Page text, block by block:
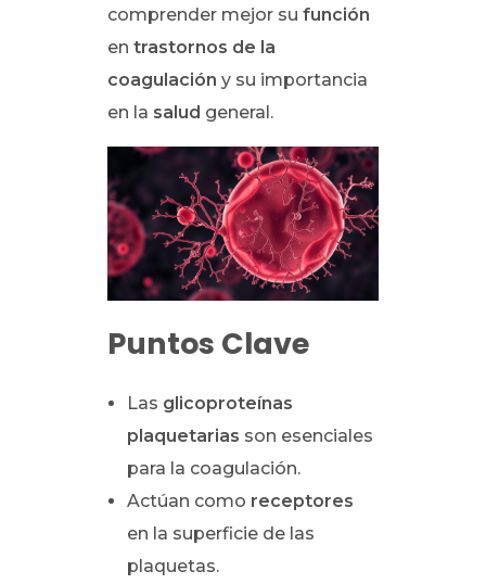
comprender mejor sufunción
entrastornos de la
coagulación y su importancia
en la salud general.
Puntos Clave
Las glicoproteínas
plaquetarias son esenciales
para la coagulación.
Actúan como receptores
en la superficie de las
plaquetas.